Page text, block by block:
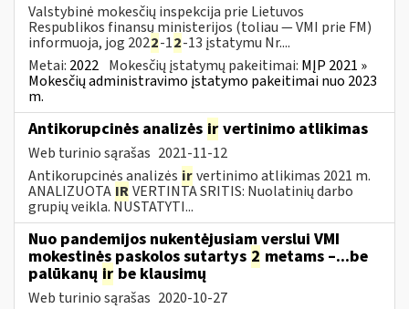
Valstybinė mokesčių inspekcija prie Lietuvos
Respublikos finansų ministerijos (toliau — VMI prie FM)
informuoja, jog 2022-12-13 įstatymu Nr....
Metai: 2022 Mokesčių įstatymų pakeitimai: MĮP 2021 »
Mokesčių administravimo įstatymo pakeitimai nuo 2023
m.
Antikorupcinės analizės ir vertinimo atlikimas
Web turinio sąrašas 2021-11-12
Antikorupcinės analizės irvertinimo atlikimas 2021 m.
ANALIZUOTA IRVERTINTA SRITIS: Nuolatinių darbo
grupių veikla. NUSTATYTI...
Nuo pandemijos nukentėjusiam verslui VMI
mokestinės paskolos sutartys 2 metams –...be
palūkanų ir be klausimų
Web turinio sąrašas 2020-10-27